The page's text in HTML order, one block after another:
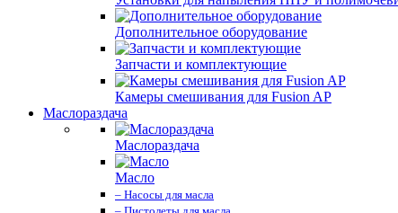
Дополнительное оборудование
Запчасти и комплектующие
Камеры смешивания для Fusion AP
Маслораздача
Маслораздача
Масло
– Насосы для масла